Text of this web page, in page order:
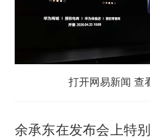
打开网易新闻 查
余承东在发布会上特